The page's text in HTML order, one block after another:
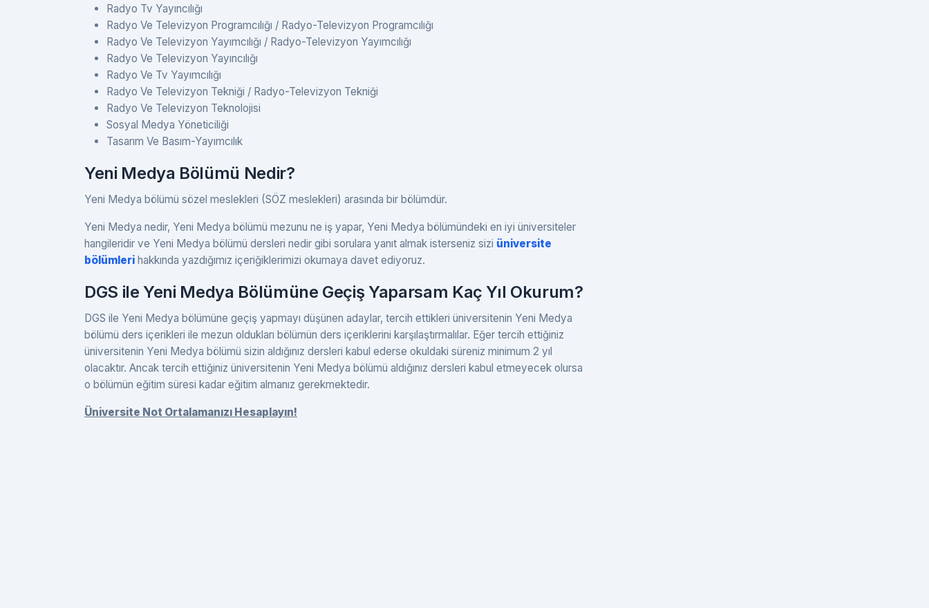
Radyo Tv Yayıncılığı
Radyo Ve Televizyon Programcılığı / Radyo-Televizyon Programcılığı
Radyo Ve Televizyon Yayımcılığı / Radyo-Televizyon Yayımcılığı
Radyo Ve Televizyon Yayıncılığı
Radyo Ve Tv Yayımcılığı
Radyo Ve Televizyon Tekniği / Radyo-Televizyon Tekniği
Radyo Ve Televizyon Teknolojisi
Sosyal Medya Yöneticiliği
Tasarım Ve Basım-Yayımcılık
Yeni Medya Bölümü Nedir?
Yeni Medya bölümü sözel meslekleri (SÖZ meslekleri) arasında bir bölümdür.
Yeni Medya nedir, Yeni Medya bölümü mezunu ne iş yapar, Yeni Medya bölümündeki en iyi üniversiteler
hangileridir ve Yeni Medya bölümü dersleri nedir gibi sorulara yanıt almak isterseniz sizi üniversite
bölümleri hakkında yazdığımız içeriğiklerimizi okumaya davet ediyoruz.
DGS ile Yeni Medya Bölümüne Geçiş Yaparsam Kaç Yıl Okurum?
DGS ile Yeni Medya bölümüne geçiş yapmayı düşünen adaylar, tercih ettikleri üniversitenin Yeni Medya
bölümü ders içerikleri ile mezun oldukları bölümün ders içeriklerini karşılaştırmalılar. Eğer tercih ettiğiniz
üniversitenin Yeni Medya bölümü sizin aldığınız dersleri kabul ederse okuldaki süreniz minimum 2 yıl
olacaktır. Ancak tercih ettiğiniz üniversitenin Yeni Medya bölümü aldığınız dersleri kabul etmeyecek olursa
o bölümün eğitim süresi kadar eğitim almanız gerekmektedir.
Üniversite Not Ortalamanızı Hesaplayın!